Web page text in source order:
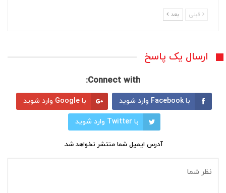
قبلی بعد
ارسال یک پاسخ
Connect with:
با Facebook وارد شوید با Google وارد شوید
با Twitter وارد شوید
آدرس ایمیل شما منتشر نخواهد شد.